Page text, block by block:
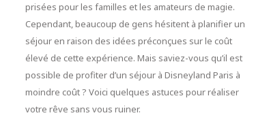
prisées pour les familles et les amateurs de magie.
Cependant, beaucoup de gens hésitent à planifier un
séjour en raison des idées préconçues sur le coût
élevé de cette expérience. Mais saviez-vous qu’il est
possible de profiter d’un séjour à Disneyland Paris à
moindre coût ? Voici quelques astuces pour réaliser
votre rêve sans vous ruiner.